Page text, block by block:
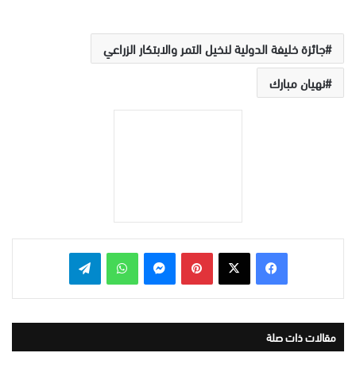
جائزة خليفة الدولية لنخيل التمر والابتكار الزراعي
نهيان مبارك
بينتيريست واتساب
مقالات ذات صلة